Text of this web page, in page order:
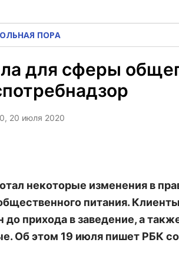
ПОРА
для сферы
20 июля 2020
некоторые изменения в
питания.
до прихода в заведение, а
Об этом 19 июля пишет РБК